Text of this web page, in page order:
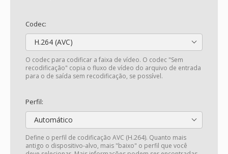
Codec:
H.264 (AVC)
O codec para codificar a faixa de vídeo. O codec "Sem
recodificação" copia o fluxo de vídeo do arquivo de entrada
para o de saída sem recodificação, se possível.
Perfil:
Automático
Define o perfil de codificação AVC (H.264). Quanto mais
antigo o dispositivo-alvo, mais "baixo" o perfil que você